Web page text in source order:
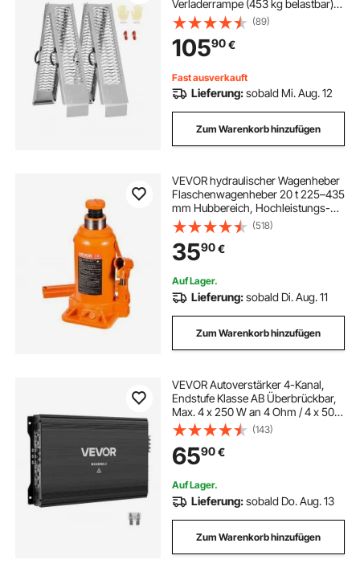
Verladerrampe (453 kg belastbar)
mit breiterer Rampenoberfläche,
universelle stabile Laderampe mit
Griffen, für ATV UTV Motorrad
Elektrofahrrad
(89)
10590€
Fast ausverkauft
Lieferung:sobald Mi. Aug. 12
Zum Warenkorb hinzufügen
VEVOR hydraulischer Wagenheber
Flaschenwagenheber 20 t 225–435
mm Hubbereich, Hochleistungs-
Stempelwagenheber für Auto SUV
Pickup Autoreparatur Hauslift
landwirtschaftliche Geräte, Orange
(518)
3590€
Auf Lager.
Lieferung:sobald Di. Aug. 11
Zum Warenkorb hinzufügen
VEVOR Autoverstärker 4-Kanal,
Endstufe Klasse AB Überbrückbar,
Max. 4 x 250 W an 4 Ohm / 4 x 500
W an 2 Ohm,
Hochleistungsverstärker für SUVs
Pickups Geländewagen Mehrkanal-
Audioverstärker
(143)
6590€
Auf Lager.
Lieferung:sobald Do. Aug. 13
Zum Warenkorb hinzufügen